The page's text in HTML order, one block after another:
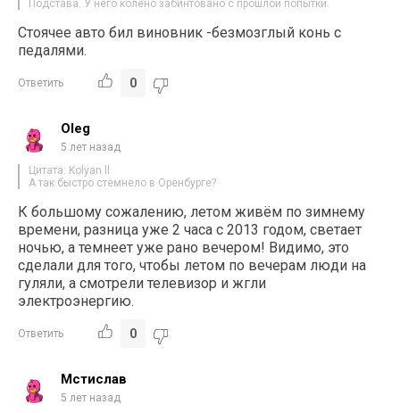
Подстава. У него колено забинтовано с прошлой попытки.
Стоячее авто бил виновник -безмозглый конь с
педалями.
Ответить 0
Oleg
5 лет назад
Цитата: Kolyan ll
А так быстро стемнело в Оренбурге?
К большому сожалению, летом живём по зимнему
времени, разница уже 2 часа с 2013 годом, светает
ночью, а темнеет уже рано вечером! Видимо, это
сделали для того, чтобы летом по вечерам люди на
гуляли, а смотрели телевизор и жгли
электроэнергию.
Ответить 0
Мстислав
5 лет назад